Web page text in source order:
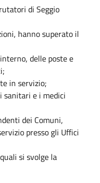
di Seggio
hanno superato il
delle poste e
in servizio;
sanitari e i medici
dei Comuni,
presso gli Uffici
si svolge la